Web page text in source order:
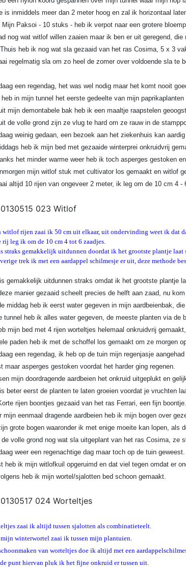
is inmiddels meer dan 2 meter hoog en zal ik horizontaal
Paksoi - 10 stuks - heb ik verpot naar een grotere
nog wat witlof willen zaaien maar ik ben er uit geregend, die
heb ik nog wat sla gezaaid van het ras Cosima, 5 x 3
regelmatig sla om zo heel de zomer over voldoende sla te
een regendag, het was wel nodig maar het komt nooit
heb in mijn tunnel het eerste gedeelte van mijn
mijn demontabele bak heb ik een maaltje raapstelen geoogst.
de volle grond zijn ze vlug te hard om ze rauw in de
weinig gedaan, een bezoek aan het ziekenhuis kan aardig
heb ik mijn bed met gezaaide winterprei onkruidvrij
het minder warme weer heb ik toch asperges gestoken
mijn witlof stuk met cultivator los gemaakt en witlof
altijd 10 rijen van ongeveer 2 meter, ik leg om de 10 cm 4
rijen zaai ik 50 cm uit elkaar, uit ondervinding weet ik dat
rij leg ik om de 10 cm 4 tot 6 zaadjes.
straks gemakkelijk uitdunnen doordat ik het grootste plantje laat
trek ik met een aardappel schilmesje er uit, deze methode
gemakkelijk uitdunnen straks omdat ik het grootste plantje
manier gezaaid scheelt precies de helft aan zaad, nu
middag heb ik eerst water gegeven in mijn aardbeienbak,
tunnel heb ik alles water gegeven, de meeste planten via de
mijn bed met 4 rijen worteltjes helemaal onkruidvrij
paden heb ik met de schoffel los gemaakt om ze morgen
een regendag, ik heb op de tuin mijn regenjasje
maar asperges gestoken voordat het harder ging regenen.
mijn doordragende aardbeien het onkruid uitgeplukt en
beter eerst de planten te laten groeien voordat je vruchten
rijen boontjes gezaaid van het ras Ferrari, een fijn boontje.
mijn eenmaal dragende aardbeien heb ik mijn bogen over
grote bogen waaronder ik met enige moeite kan lopen, als
de volle grond nog wat sla uitgeplant van het ras Cosima, ze
weer een regenachtige dag maar toch op de tuin geweest.
heb ik mijn witlofkuil opgeruimd en dat viel tegen omdat er
heb ik mijn wortel/sjalotten bed schoon gemaakt.
zaai ik altijd tussen sjalotten als combinatieteelt.
winterwortel zaai ik tussen mijn plantuien.
van worteltjes doe ik altijd met een
punt hiervan pluk ik het fijne onkruid er tussen uit.